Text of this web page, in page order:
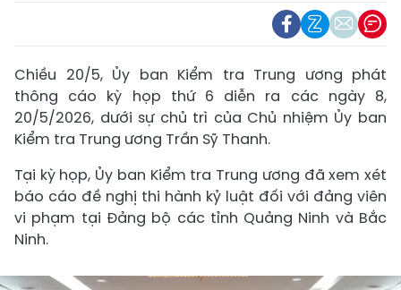
Chiều 20/5, Ủy ban Kiểm tra Trung ương phát
thông cáo kỳ họp thứ 6 diễn ra các ngày 8,
20/5/2026, dưới sự chủ trì của Chủ nhiệm Ủy ban
Kiểm tra Trung ương Trần Sỹ Thanh.
Tại kỳ họp, Ủy ban Kiểm tra Trung ương đã xem xét
báo cáo đề nghị thi hành kỷ luật đối với đảng viên
vi phạm tại Đảng bộ các tỉnh Quảng Ninh và Bắc
Ninh.